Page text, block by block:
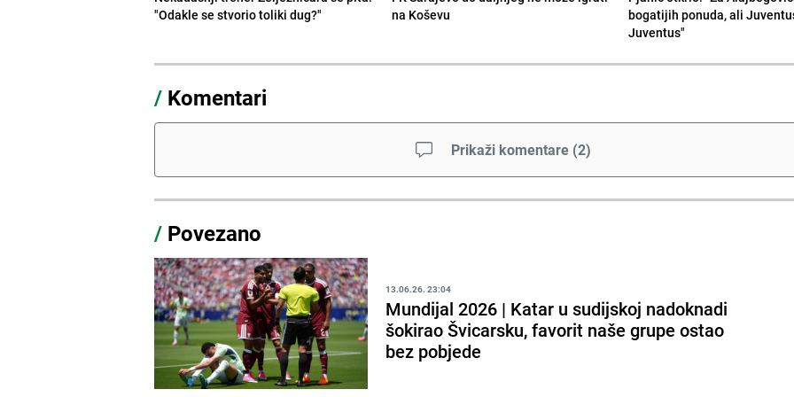
"Odakle se stvorio toliki dug?"
na Koševu
bogatijih ponuda, ali
Juventus"
/ Komentari
Prikaži komentare (2)
/ Povezano
13.06.26. 23:04
Mundijal 2026 | Katar u sudijskoj nadoknadi
šokirao Švicarsku, favorit naše grupe ostao
bez pobjede